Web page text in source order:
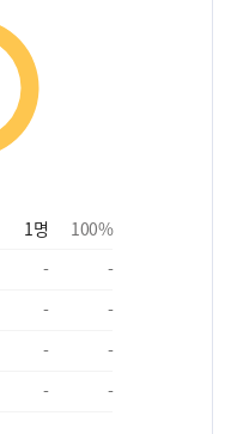
1명 100%
-
-
-
-
-
-
- -